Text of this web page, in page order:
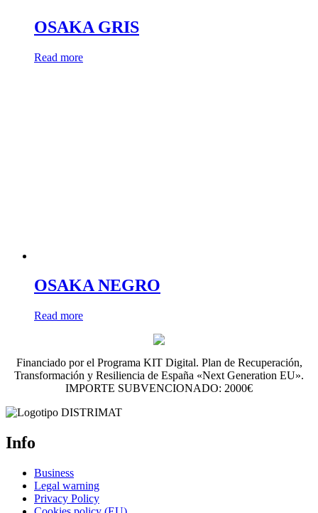
OSAKA GRIS
Read more
OSAKA NEGRO
Read more
Financiado por el Programa KIT Digital. Plan de Recuperación,
Transformación y Resiliencia de España «Next Generation EU».
IMPORTE SUBVENCIONADO: 2000€
Info
Business
Legal warning
Privacy Policy